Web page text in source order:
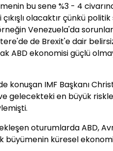
bu sene %3 - 4
çıkışlı olacaktır çünkü
Venezuela'da
de Brexit'e dair
ABD ekonomisi güçlü
konuşan IMF Başkanı
gelecekteki en büyük
oturumlarda ABD,
büyümenin küresel